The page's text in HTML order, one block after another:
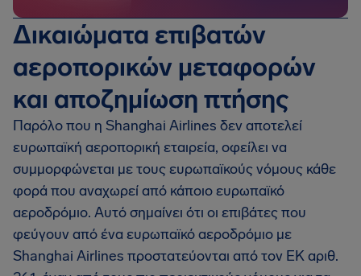
Δικαιώματα επιβατών
αεροπορικών μεταφορών
και αποζημίωση πτήσης
Παρόλο που η Shanghai Airlines δεν αποτελεί
ευρωπαϊκή αεροπορική εταιρεία, οφείλει να
συμμορφώνεται με τους ευρωπαϊκούς νόμους κάθε
φορά που αναχωρεί από κάποιο ευρωπαϊκό
αεροδρόμιο. Αυτό σημαίνει ότι οι επιβάτες που
φεύγουν από ένα ευρωπαϊκό αεροδρόμιο με
Shanghai Airlines προστατεύονται από τον ΕΚ αριθ.